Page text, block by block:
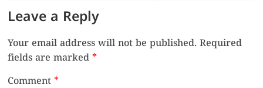
Leave a Reply
Your email address will not be published. Required
fields are marked*
Comment*